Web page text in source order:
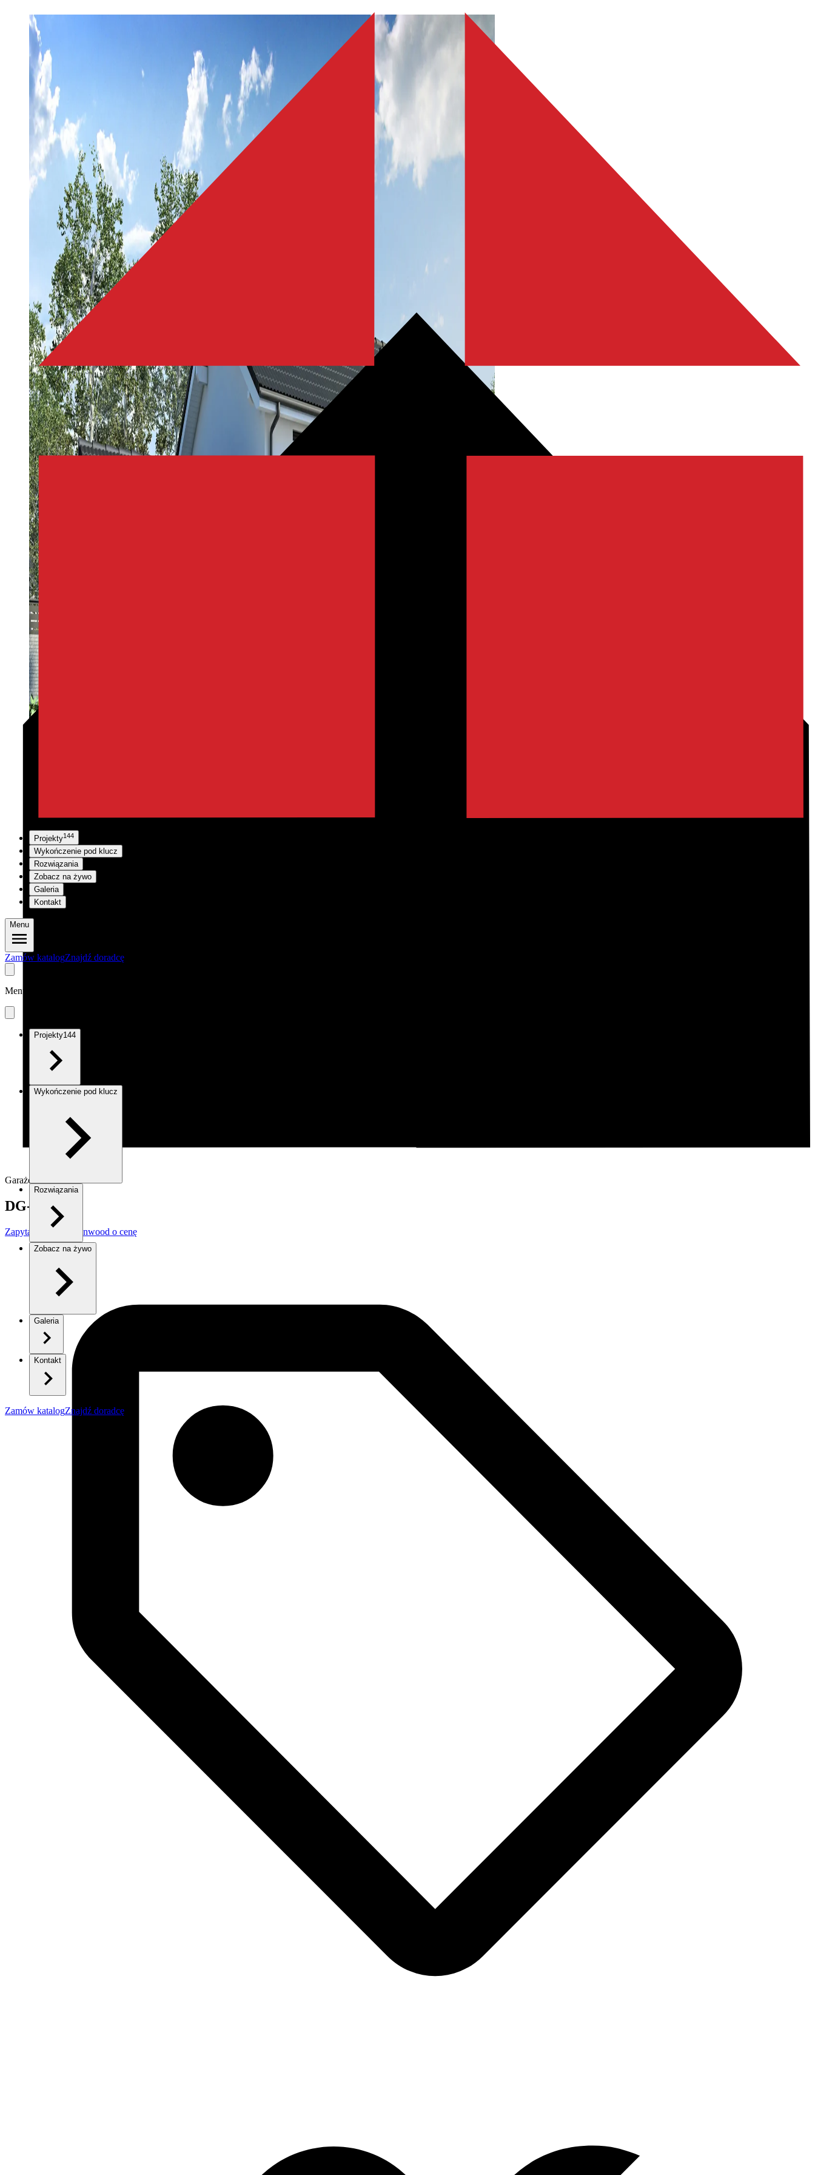
Projekty144
Wykończenie pod klucz
Rozwiązania
Zobacz na żywo
Galeria
Kontakt
Menu
Zamów katalogZnajdź doradcę
Menu
Projekty144
Wykończenie pod klucz
Rozwiązania
Zobacz na żywo
Galeria
Kontakt
Zamów katalogZnajdź doradcę
Garaże i wiaty
DG-ST
Zapytaj Doradcę Danwood o cenę